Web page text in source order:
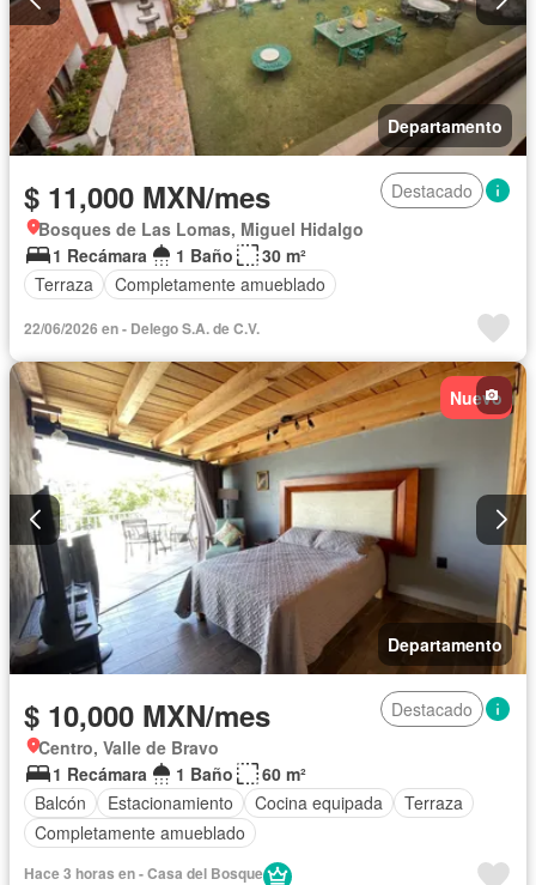
Departamento
$ 11,000 MXN/mes
Destacado
Bosques de Las Lomas, Miguel Hidalgo
1 Recámara
1 Baño
30 m²
Terraza
Completamente amueblado
22/06/2026 en - Delego S.A. de C.V.
Nuevo
Departamento
$ 10,000 MXN/mes
Destacado
Centro, Valle de Bravo
1 Recámara
1 Baño
60 m²
Balcón
Estacionamiento Cocina equipada
Terraza
Completamente amueblado
Hace 3 horas en - Casa del Bosque